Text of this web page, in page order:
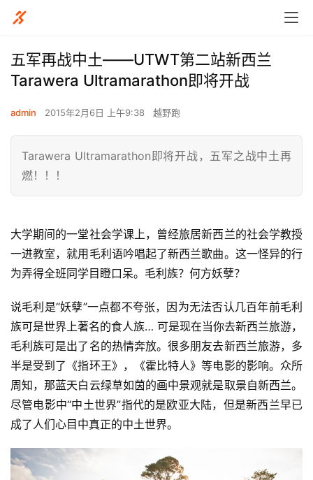
五军再战中土——UTWT第二站新西兰
Tarawera Ultramarathon即将开战
admin 2015年2月6日 上午9:38 越野跑
Tarawera Ultramarathon即将开战，五军之战中土再
燃！！！
大学期间的一堂社会学课上，曾经旅居新西兰的社会学教授
一进教室，就用毛利语吟唱起了新西兰歌曲。这一怪异的行
为弄得全班同学目瞪口呆。毛利族？何方妖孽？
说毛利是“妖孽”一点都不夸张，因为无法否认几百年前毛利
族可是世界上著名的食人族… 可是现在当你去新西兰旅游，
毛利族可是出了名的热情奔放。很多朋友去新西兰旅游，多
半是受到了《指环王》，《霍比特人》等电影的影响。众所
周知，那蓝天白云绿草如茵的画中景观就是取景自新西兰。
尽管电影中“中土世界”指代的是欧亚大陆，但是新西兰早已
成了人们心目中真正的中土世界。